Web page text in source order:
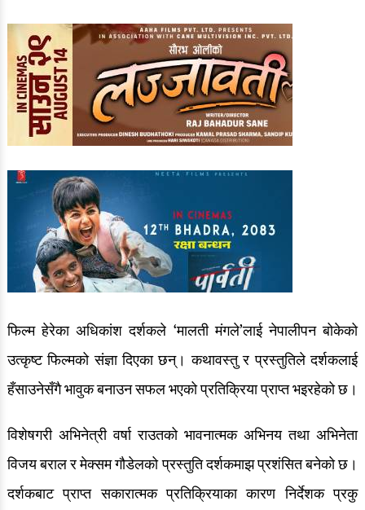
फिल्म हेरेका अधिकांश दर्शकले ‘मालती मंगले’लाई नेपालीपन बोकेको
उत्कृष्ट फिल्मको संज्ञा दिएका छन्। कथावस्तु र प्रस्तुतिले दर्शकलाई
हँसाउनेसँगै भावुक बनाउन सफल भएको प्रतिक्रिया प्राप्त भइरहेको छ।
विशेषगरी अभिनेत्री वर्षा राउतको भावनात्मक अभिनय तथा अभिनेता
विजय बराल र मेक्सम गौडेलको प्रस्तुति दर्शकमाझ प्रशंसित बनेको छ।
दर्शकबाट प्राप्त सकारात्मक प्रतिक्रियाका कारण निर्देशक प्रकु